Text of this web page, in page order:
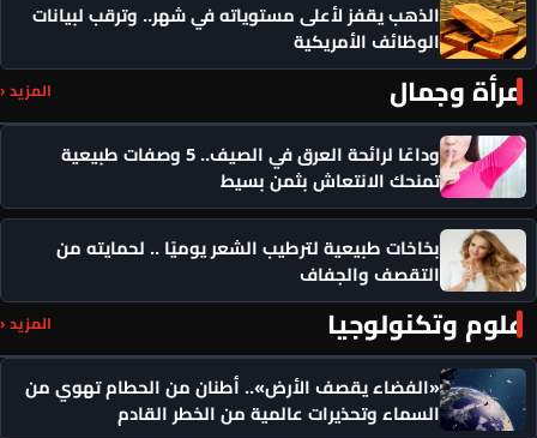
الذهب يقفز لأعلى مستوياته في شهر.. وترقب لبيانات
الوظائف الأمريكية
مرأة وجمال المزيد ‹
وداعًا لرائحة العرق في الصيف.. 5 وصفات طبيعية
تمنحك الانتعاش بثمن بسيط
بخاخات طبيعية لترطيب الشعر يوميًا .. لحمايته من
التقصف والجفاف
علوم وتكنولوجيا المزيد ‹
«الفضاء يقصف الأرض».. أطنان من الحطام تهوي من
السماء وتحذيرات عالمية من الخطر القادم